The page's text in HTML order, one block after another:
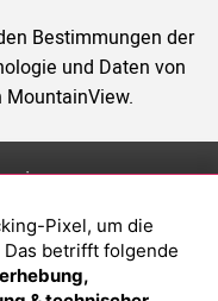
Bestimmungen der
und Daten von
sind ETFs?
Vorteile
Pixel, um die
betrifft folgende